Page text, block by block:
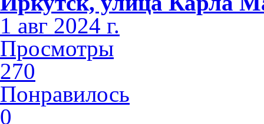
1 авг 2024 г.
Просмотры
270
Понравилось
0